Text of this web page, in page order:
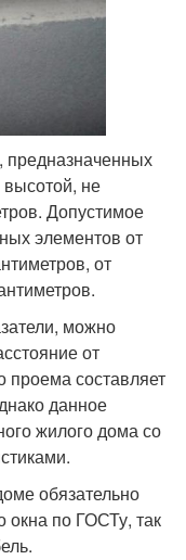
предназначенных
не
Допустимое
элементов от
от
можно
от
проема составляет
данное
жилого дома со
обязательно
окна по ГОСТу, так